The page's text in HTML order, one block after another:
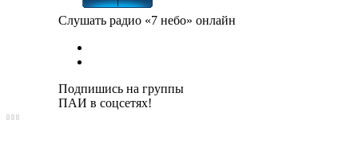
Слушать радио «7 небо» онлайн
Подпишись на группы
ПАИ в соцсетях!